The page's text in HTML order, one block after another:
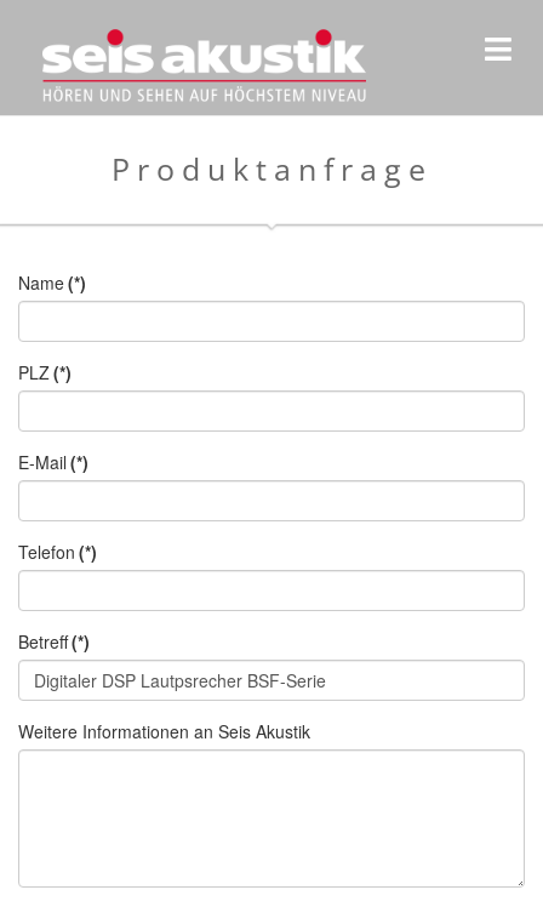
Produktanfrage
Name(*)
PLZ(*)
E-Mail (*)
Telefon (*)
Betreff(*)
Weitere Informationen an Seis Akustik